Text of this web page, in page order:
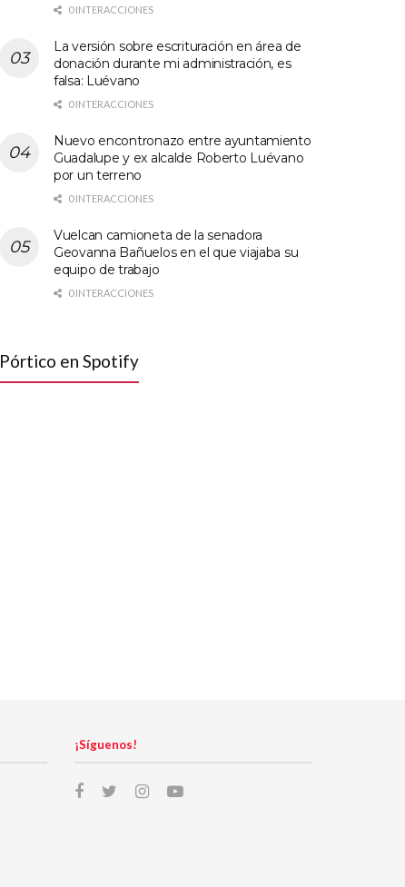
0 INTERACCIONES
La versión sobre escrituración en área de
donación durante mi administración, es
falsa: Luévano
0 INTERACCIONES
Nuevo encontronazo entre ayuntamiento
Guadalupe y ex alcalde Roberto Luévano
por un terreno
0 INTERACCIONES
Vuelcan camioneta de la senadora
Geovanna Bañuelos en el que viajaba su
equipo de trabajo
0 INTERACCIONES
Pórtico en Spotify
¡Síguenos!